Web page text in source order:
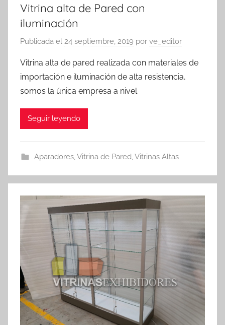
Vitrina alta de Pared con
iluminación
Publicada el 24 septiembre, 2019 por ve_editor
Vitrina alta de pared realizada con materiales de
importación e iluminación de alta resistencia,
somos la única empresa a nivel
Seguir leyendo
Aparadores,Vitrina de Pared,Vitrinas Altas